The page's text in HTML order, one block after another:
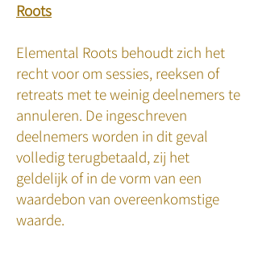
Roots
Elemental Roots behoudt zich het
recht voor om sessies, reeksen of
retreats met te weinig deelnemers te
annuleren. De ingeschreven
deelnemers worden in dit geval
volledig terugbetaald, zij het
geldelijk of in de vorm van een
waardebon van overeenkomstige
waarde.